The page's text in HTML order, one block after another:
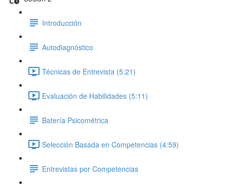
Introducción
Autodiagnóstico
Técnicas de Entrevista (5:21)
Evaluación de Habilidades (5:11)
Batería Psicométrica
Selección Basada en Competencias (4:59)
Entrevistas por Competencias